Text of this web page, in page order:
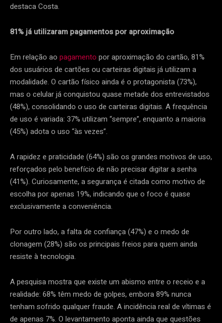
destaca Costa.
81% já utilizaram pagamentos por aproximação
Em relação ao pagamento por aproximação do cartão, 81%
dos usuários de cartões ou carteiras digitais já utilizam a
modalidade. O cartão físico ainda é o protagonista (73%),
mas o celular já conquistou quase metade dos entrevistados
(48%), consolidando o uso de carteiras digitais. A frequência
de uso é variada: 37% utilizam “sempre”, enquanto a maioria
(45%) adota o uso “às vezes”.
A rapidez e praticidade (64%) são os grandes motivos de uso,
reforçados pelo benefício de não precisar digitar a senha
(41%). Curiosamente, a segurança é citada como motivo de
escolha por apenas 19%, indicando que o foco é quase
exclusivamente a conveniência.
Por outro lado, a falta de confiança (47%) e o medo de
clonagem (28%) são os principais freios para quem ainda
resiste à tecnologia.
A pesquisa mostra que existe um abismo entre o receio e a
realidade: 68% têm medo de golpes, embora 89% nunca
tenham sofrido qualquer fraude. A incidência real de vítimas é
de apenas 7%. O levantamento aponta ainda que questões